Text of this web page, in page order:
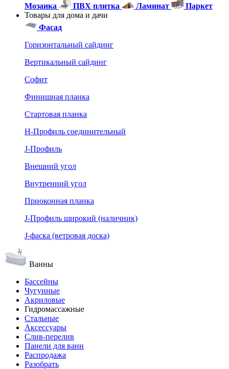
Мозаика
ПВХ плитка Ламинат
Паркет
Товары для дома и дачи
Фасад
Горизонтальный сайдинг
Вертикальный сайдинг
Софит
Финишная планка
Стартовая планка
Н-Профиль соединительный
J-Профиль
Внешний угол
Внутренний угол
Приоконная планка
J-Профиль широкий (наличник)
J-фаска (ветровая доска)
Ванны
Бассейны
Чугунные
Акриловые
Гидромассажные
Стальные
Аксессуары
Слив-перелив
Панели для ванн
Распродажа
Разобрать